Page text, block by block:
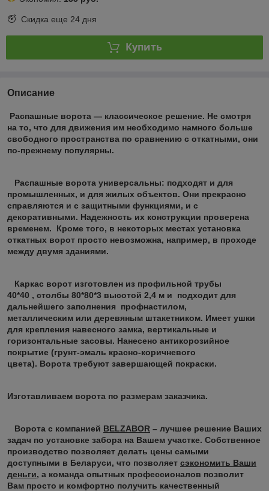
Скидка еще 24 дня
Купить
Описание
Распашные ворота — классическое решение. Не смотря
на то, что для движения им необходимо намного больше
свободного пространства по сравнению с откатными, они
по-прежнему популярны.
Распашные ворота универсальны: подходят и для
промышленных, и для жилых объектов. Они прекрасно
справляются и с защитными функциями, и с
декоративными. Надежность их конструкции проверена
временем. Кроме того, в некоторых местах установка
откатных ворот просто невозможна, например, в проходе
между двумя зданиями.
Каркас ворот изготовлен из профильной трубы
40*40 , столбы 80*80*3 высотой 2,4 м и подходит для
дальнейшего заполнения профнастилом,
металлическим или деревяным штакетником. Имеет ушки
для крепления навесного замка, вертикальные и
горизонтальные засовы. Нанесено антикорозийное
покрытие (грунт-эмаль красно-коричневого
цвета). Ворота требуют завершающей покраски.
Изготавливаем ворота по размерам заказчика.
Ворота с компанией BELZABOR – лучшее решение Ваших
задач по установке забора на Вашем участке. Собственное
производство позволяет делать цены самыми
доступными в Беларуси, что позволяет сэкономить Ваши
деньги, а команда опытных профессионалов позволит
Вам просто и комфортно получить качественный